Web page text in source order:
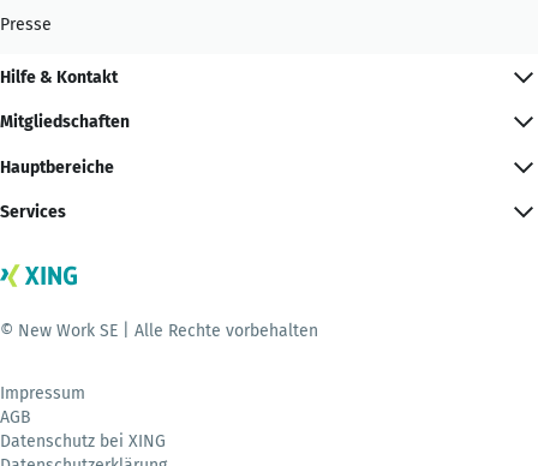
Presse
Hilfe & Kontakt
Mitgliedschaften
Hauptbereiche
Services
© New Work SE | Alle Rechte vorbehalten
Impressum
AGB
Datenschutz bei XING